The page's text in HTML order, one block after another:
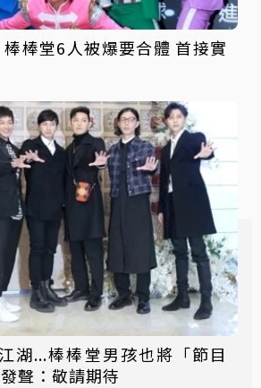
棒堂6人被爆要合體 首接實
湖...棒棒堂男孩也將「節目
聲：敬請期待